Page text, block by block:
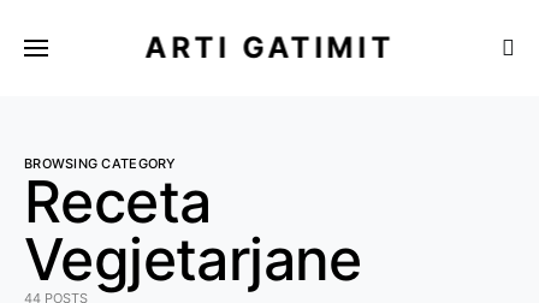
ARTI GATIMIT
BROWSING CATEGORY
Receta
Vegjetarjane
44 POSTS